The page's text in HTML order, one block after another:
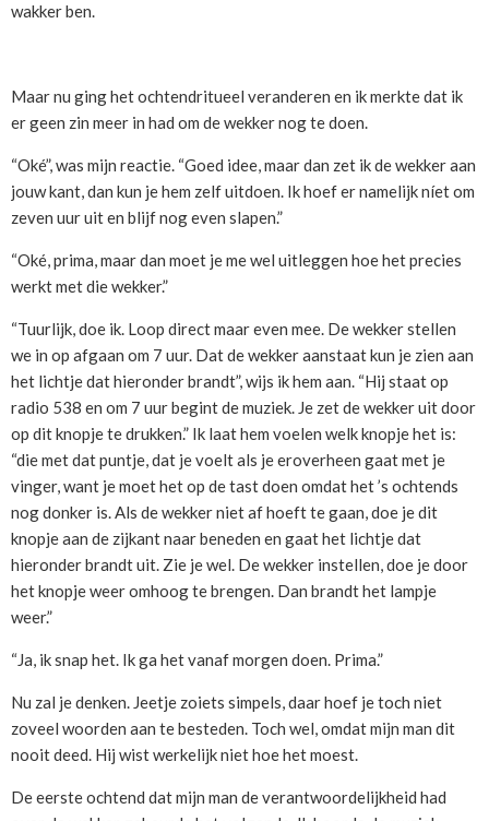
wakker ben.
Maar nu ging het ochtendritueel veranderen en ik merkte dat ik
er geen zin meer in had om de wekker nog te doen.
“Oké”, was mijn reactie. “Goed idee, maar dan zet ik de wekker aan
jouw kant, dan kun je hem zelf uitdoen. Ik hoef er namelijk níet om
zeven uur uit en blijf nog even slapen.”
“Oké, prima, maar dan moet je me wel uitleggen hoe het precies
werkt met die wekker.”
“Tuurlijk, doe ik. Loop direct maar even mee. De wekker stellen
we in op afgaan om 7 uur. Dat de wekker aanstaat kun je zien aan
het lichtje dat hieronder brandt”, wijs ik hem aan. “Hij staat op
radio 538 en om 7 uur begint de muziek. Je zet de wekker uit door
op dit knopje te drukken.” Ik laat hem voelen welk knopje het is:
“die met dat puntje, dat je voelt als je eroverheen gaat met je
vinger, want je moet het op de tast doen omdat het ’s ochtends
nog donker is. Als de wekker niet af hoeft te gaan, doe je dit
knopje aan de zijkant naar beneden en gaat het lichtje dat
hieronder brandt uit. Zie je wel. De wekker instellen, doe je door
het knopje weer omhoog te brengen. Dan brandt het lampje
weer.”
“Ja, ik snap het. Ik ga het vanaf morgen doen. Prima.”
Nu zal je denken. Jeetje zoiets simpels, daar hoef je toch niet
zoveel woorden aan te besteden. Toch wel, omdat mijn man dit
nooit deed. Hij wist werkelijk niet hoe het moest.
De eerste ochtend dat mijn man de verantwoordelijkheid had